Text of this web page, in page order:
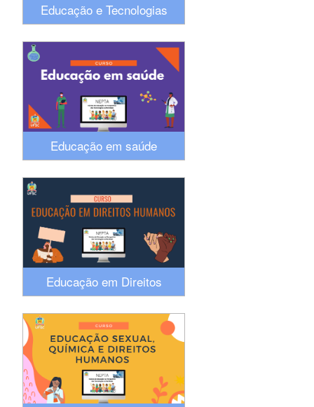
Educação e Tecnologias
Digitais: temporalidades e
corporalidades
contemporâneas
Educação em saúde
Educação em Direitos
Humanos